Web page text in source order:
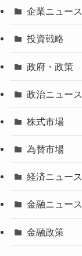
企業ニュース
投資戦略
政府・政策
政治ニュース
株式市場
為替市場
経済ニュース
金融ニュース
金融政策